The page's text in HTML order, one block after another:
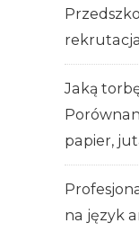
Jaką
papier,
na język